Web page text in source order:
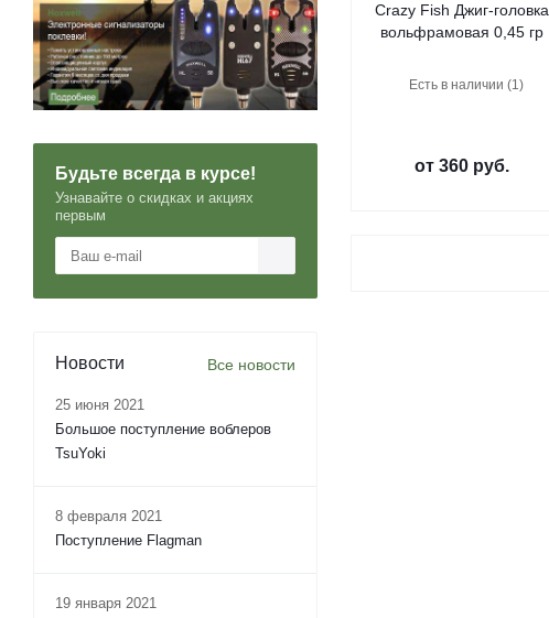
Crazy Fish Джиг-головка
вольфрамовая 0,45 гр
Есть в наличии (1)
от 360 руб.
Будьте всегда в курсе!
Узнавайте о скидках и акциях
первым
Новости Все новости
25 июня 2021
Большое поступление воблеров
TsuYoki
8 февраля 2021
Поступление Flagman
19 января 2021